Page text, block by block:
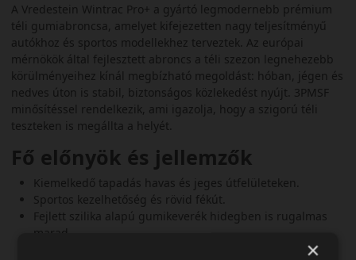
A Vredestein Wintrac Pro+ a gyártó legmodernebb prémium
téli gumiabroncsa, amelyet kifejezetten nagy teljesítményű
autókhoz és sportos modellekhez terveztek. Az európai
mérnökök által fejlesztett abroncs a téli szezon legnehezebb
körülményeihez kínál megbízható megoldást: hóban, jégen és
nedves úton is stabil, biztonságos közlekedést nyújt. 3PMSF
minősítéssel rendelkezik, ami igazolja, hogy a szigorú téli
teszteken is megállta a helyét.
Fő előnyök és jellemzők
Kiemelkedő tapadás havas és jeges útfelületeken.
Sportos kezelhetőség és rövid fékút.
Fejlett szilika alapú gumikeverék hidegben is rugalmas
marad.
×